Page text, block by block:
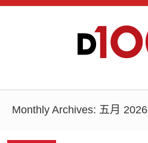
Monthly Archives: 五月 2026